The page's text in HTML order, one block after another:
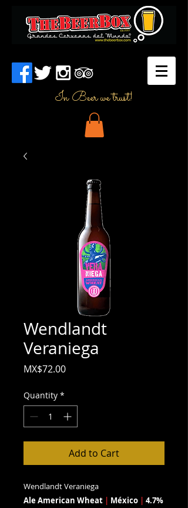
In Beer we trust!
Wendlandt
Veraniega
MX$72.00Price
Quantity *
Add to Cart
Wendlandt Veraniega
Ale American Wheat | México | 4.7%